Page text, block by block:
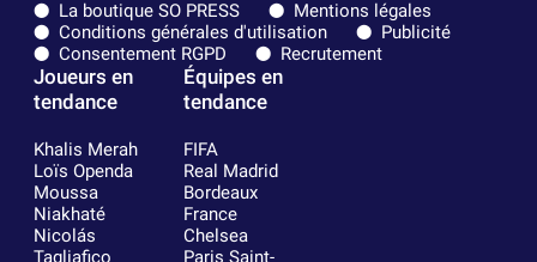
La boutique SO PRESS
Mentions légales
Conditions générales d'utilisation
Publicité
Consentement RGPD
Recrutement
Joueurs en
tendance
Khalis Merah
Loïs Openda
Moussa
Niakhaté
Nicolás
Équipes en
tendance
FIFA
Real Madrid
Bordeaux
France
Chelsea